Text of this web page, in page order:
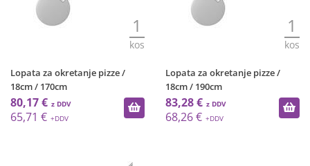
1
kos
Lopata za okretanje pizze /
18cm / 170cm
80,17 €
65,71 €
1
kos
Lopata za okretanje pizze /
18cm / 190cm
83,28 €
68,26 €